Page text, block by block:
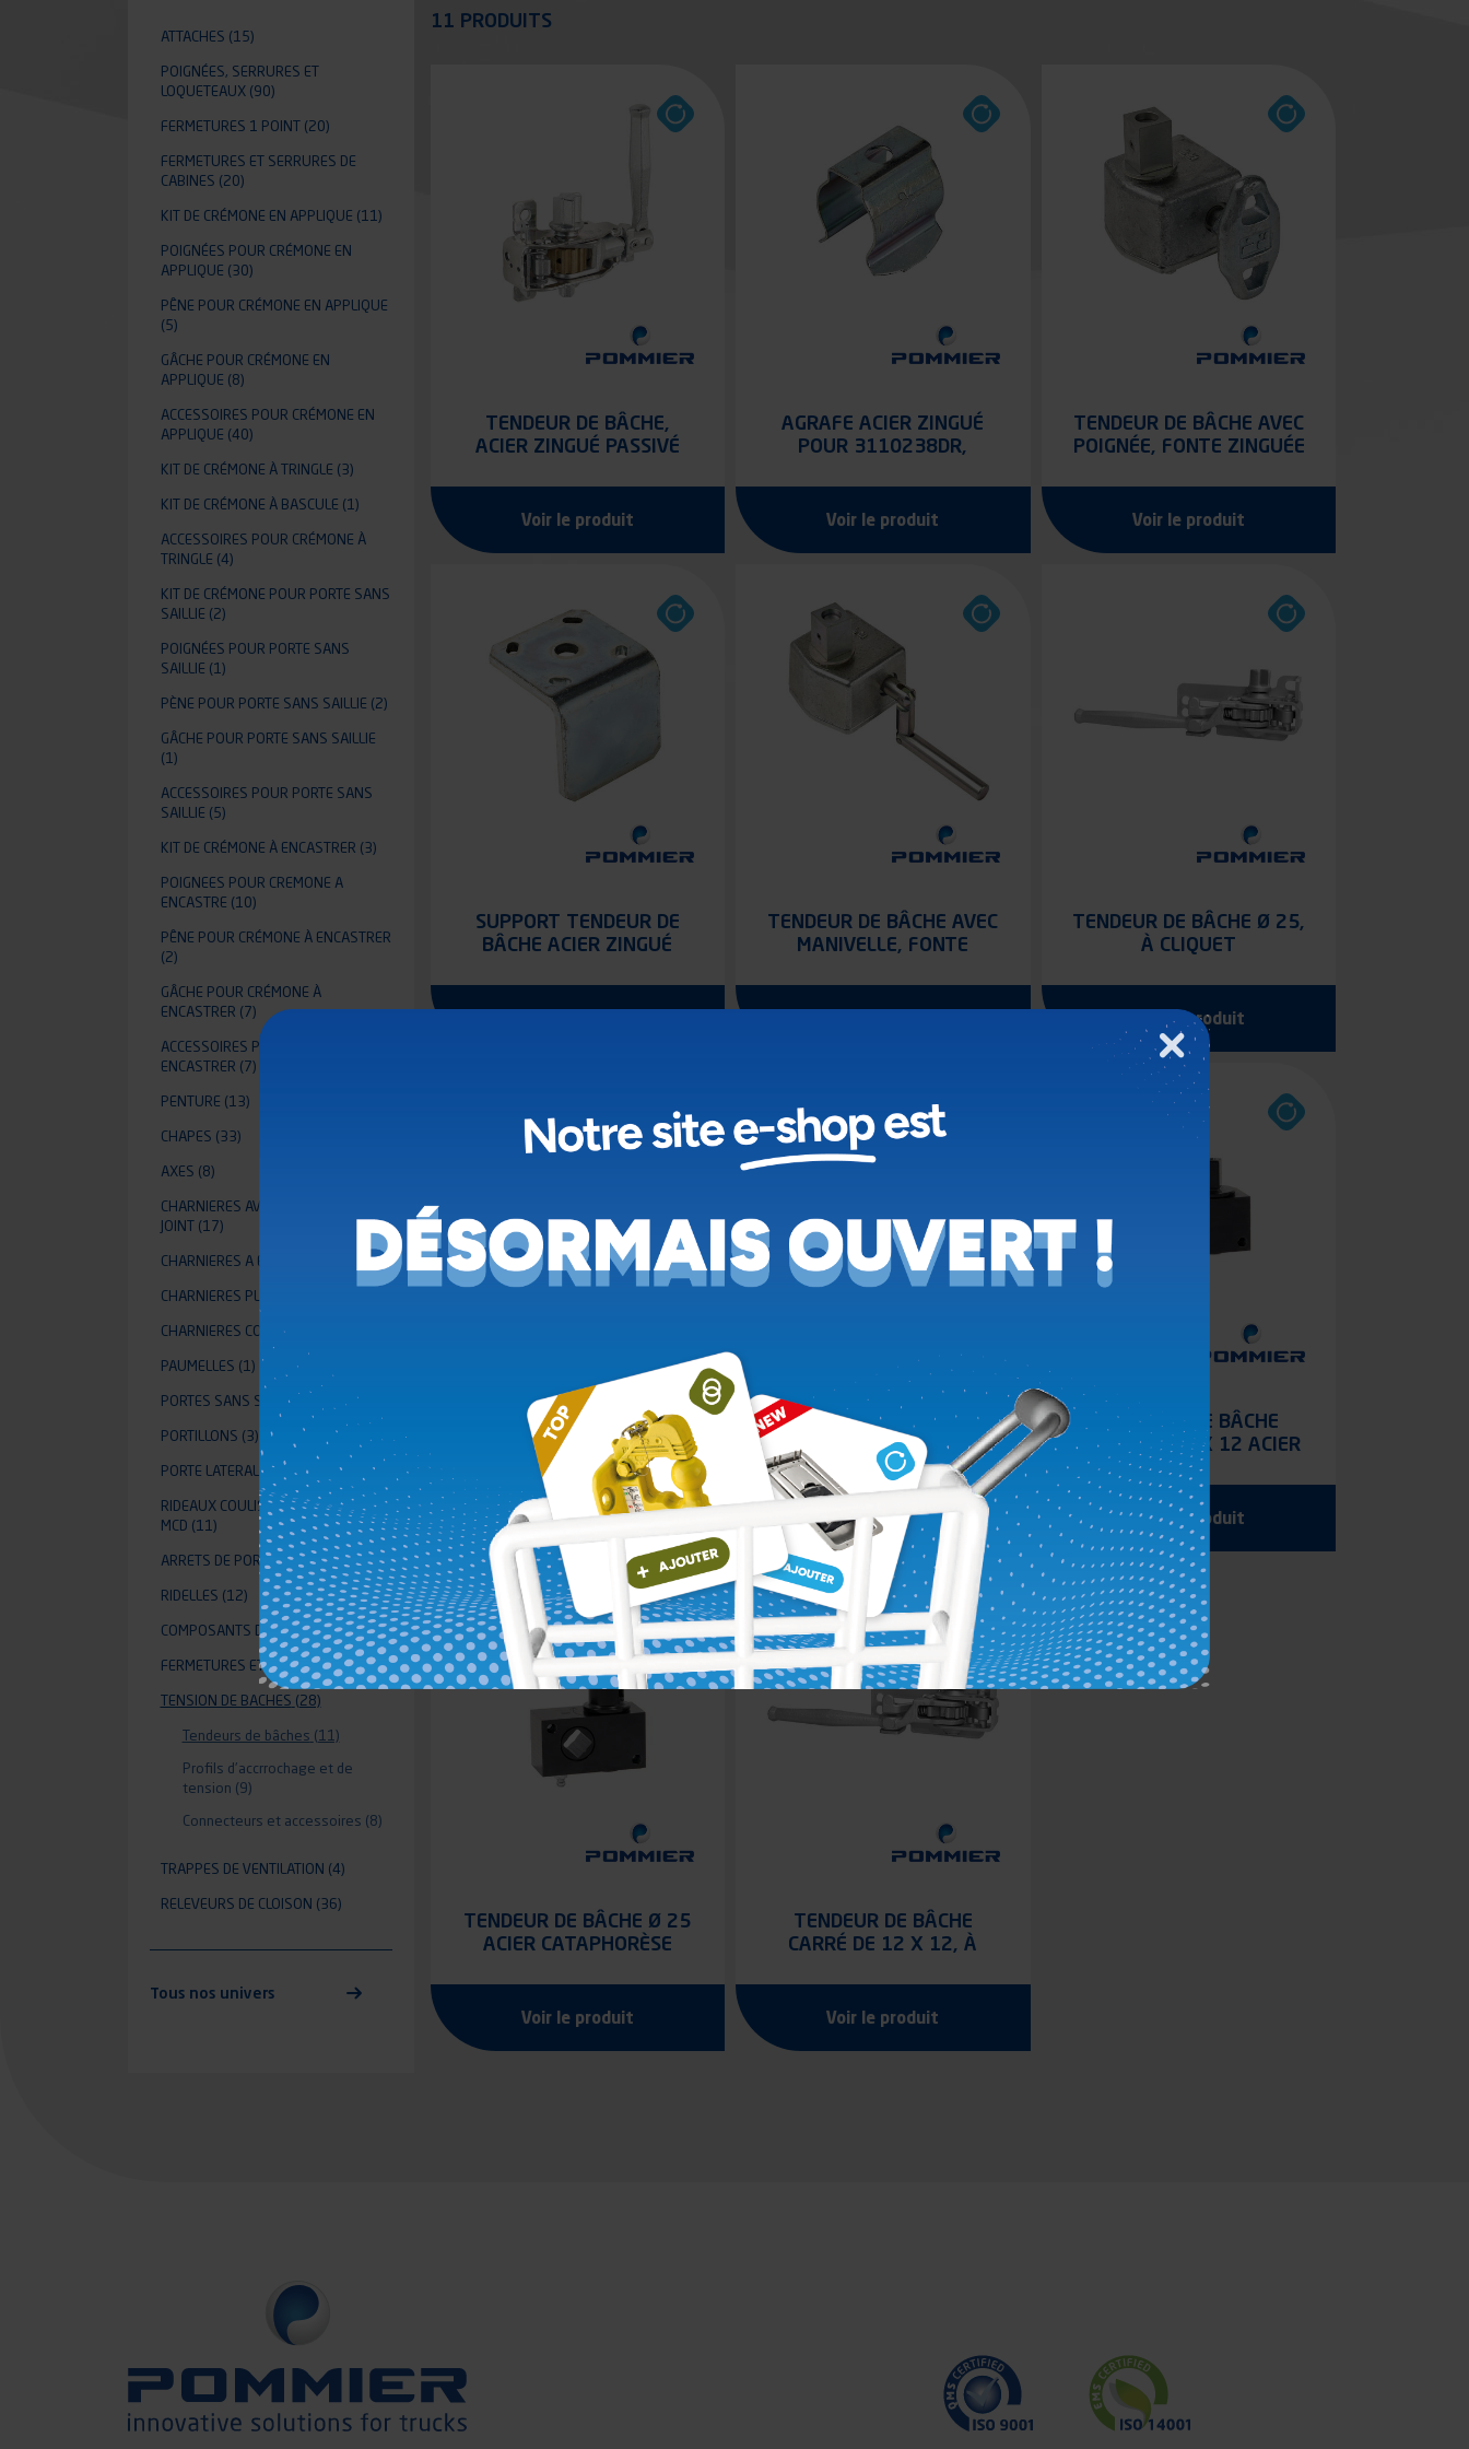
11 PRODUITS
TENDEUR DE BÂCHE,
ACIER ZINGUÉ PASSIVÉ
Voir le produit
AGRAFE ACIER ZINGUÉ
POUR 3110238DR,
Voir le produit
TENDEUR DE BÂCHE AVEC
POIGNÉE, FONTE ZINGUÉE
Voir le produit
SUPPORT TENDEUR DE
BÂCHE ACIER ZINGUÉ
TENDEUR DE BÂCHE AVEC
MANIVELLE, FONTE
TENDEUR DE BÂCHE Ø 25,
À CLIQUET
Voir le produit
TENDEUR DE BÂCHE
CARRÉ DE 12, À CLIQUET
Voir le produit
CLÉ ACIER ZINGUÉ
BICHROMATÉ, POUR
TENDEUR
Voir le produit
TENDEUR DE BÂCHE
CARRÉ DE 12 X 12 ACIER
CATAPHORÈSE
Voir le produit
TENDEUR DE BÂCHE Ø 25
ACIER CATAPHORÈSE
Voir le produit
TENDEUR DE BÂCHE
CARRÉ DE 12 X 12, À
Voir le produit
ATTACHES (15)
POIGNÉES, SERRURES ET
LOQUETEAUX (90)
FERMETURES 1 POINT (20)
FERMETURES ET SERRURES DE
CABINES (20)
KIT DE CRÉMONE EN APPLIQUE (11)
POIGNÉES POUR CRÉMONE EN
APPLIQUE (30)
PÊNE POUR CRÉMONE EN APPLIQUE
(5)
GÂCHE POUR CRÉMONE EN
APPLIQUE (8)
ACCESSOIRES POUR CRÉMONE EN
APPLIQUE (40)
KIT DE CRÉMONE À TRINGLE (3)
KIT DE CRÉMONE À BASCULE (1)
ACCESSOIRES POUR CRÉMONE À
TRINGLE (4)
KIT DE CRÉMONE POUR PORTE SANS
SAILLIE (2)
POIGNÉES POUR PORTE SANS
SAILLIE (1)
PÈNE POUR PORTE SANS SAILLIE (2)
GÂCHE POUR PORTE SANS SAILLIE
(1)
ACCESSOIRES POUR PORTE SANS
SAILLIE (5)
KIT DE CRÉMONE À ENCASTRER (3)
POIGNEES POUR CREMONE A
ENCASTRE (10)
PÊNE POUR CRÉMONE À ENCASTRER
(2)
GÂCHE POUR CRÉMONE À
ENCASTRER (7)
ACCESSOIRES POUR CRÉMONE À
ENCASTRER (7)
PENTURE (13)
CHAPES (33)
AXES (8)
CHARNIERES AVEC PASSAGE DE
JOINT (17)
CHARNIERES A ENCASTRER
CHARNIERES PLANES
CHARNIERES CONTINUE
PAUMELLES (1)
PORTES SANS SAILLIE ACC
(24)
PORTILLONS (3)
PORTE LATERALE (1)
RIDEAUX COULISSANTS ALUMINIUM
MCD (11)
ARRETS DE PORTES (49)
RIDELLES (12)
COMPOSANTS DE RIDELLES(92)
FERMETURES ET ACCESSOIRES (39)
TENSION DE BACHES (28)
Tendeurs de bâches (11)
Profils d'accrrochage et de
tension (9)
Connecteurs et accessoires (8)
TRAPPES DE VENTILATION (4)
RELEVEURS DE CLOISON (36)
Tous nos univers
Fermer